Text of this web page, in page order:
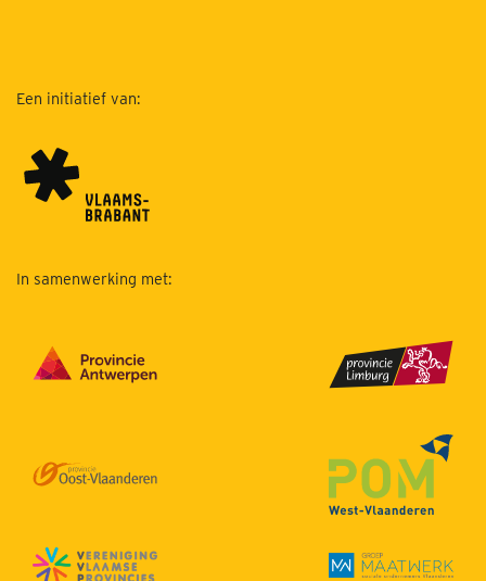
Een initiatief van:
In samenwerking met: